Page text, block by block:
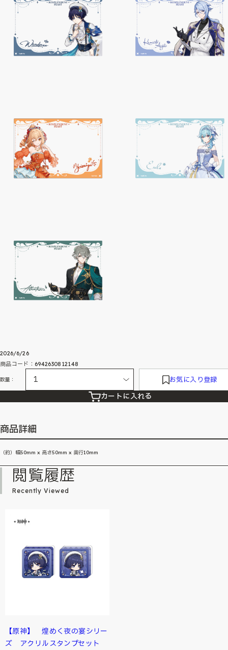
2026/6/26
商品コード：6942630812148
数量： お気に入り登録
カートに入れる
商品詳細
（約）幅50mm x 高さ50mm x 奥行10mm
閲覧履歴
Recently Viewed
【原神】 煌めく夜の宴シリー
ズ アクリルスタンプセット